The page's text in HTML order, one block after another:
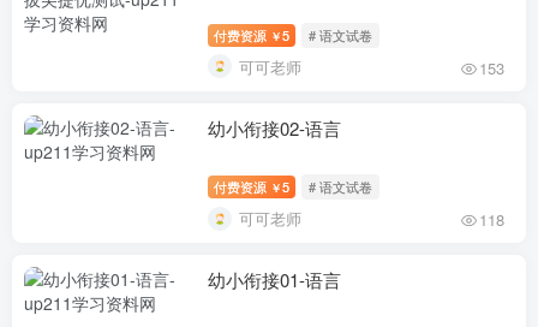
付费资源 ￥5 # 语文试卷
可可老师 153
幼小衔接02-语言
付费资源 ￥5 # 语文试卷
可可老师 118
幼小衔接01-语言